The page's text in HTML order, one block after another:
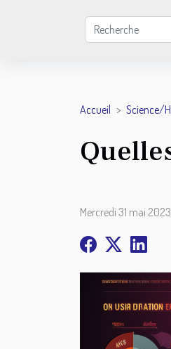
Accueil Science/
Mercredi 31 mai